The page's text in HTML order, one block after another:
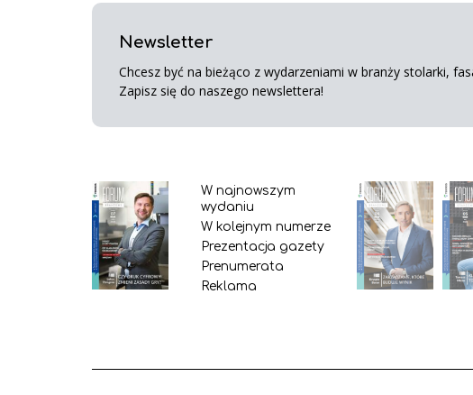
Newsletter
Chcesz być na bieżąco z wydarzeniami w branży stolarki,
Zapisz się do naszego newslettera!
W najnowszym
wydaniu
W kolejnym numerze
Prezentacja gazety
Prenumerata
Reklama